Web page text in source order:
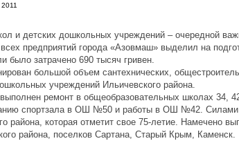
и детских дошкольных учреждений – очередной
предприятий города «Азовмаш» выделил на
было затрачено 690 тысяч гривен.
большой объем сантехнических,
учреждений Ильичевского района.
ремонт в общеобразовательных школах 34,
спортзала в ОШ №50 и работы в ОШ №42.
района, которая отметит свое 75-летие. Намечено
района, поселков Сартана, Старый Крым, Каменск.